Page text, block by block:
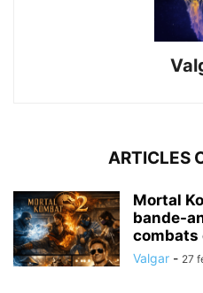
ARTICLES
Mortal
bande-
combats
Valgar - 27